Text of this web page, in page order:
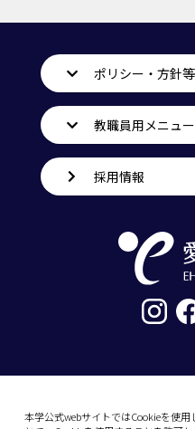
本学公式webサイトではCookieを使
ポリシー・方針等
教職員用メニュー
採用情報